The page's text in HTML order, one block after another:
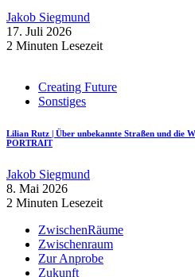
Jakob Siegmund
17. Juli 2026
2 Minuten Lesezeit
Creating Future
Sonstiges
Lilian Rutz | Über unbekannte Straßen und die
PORTRAIT
Jakob Siegmund
8. Mai 2026
2 Minuten Lesezeit
ZwischenRäume
Zwischenraum
Zur Anprobe
Zukunft